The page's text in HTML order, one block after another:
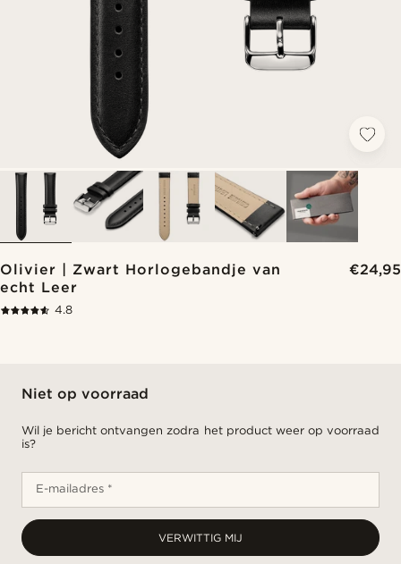
Olivier | Zwart Horlogebandje van
echt Leer
€24,95
4.8
Niet op voorraad
Wil je bericht ontvangen zodra het product weer op voorraad
is?
E-mailadres *
VERWITTIG MIJ